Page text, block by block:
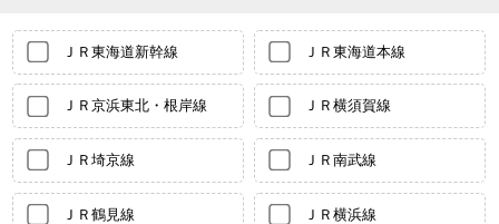
ＪＲ東海道新幹線 ＪＲ東海道本線
ＪＲ京浜東北・根岸線 ＪＲ横須賀線
ＪＲ埼京線 ＪＲ南武線
ＪＲ鶴見線 ＪＲ横浜線